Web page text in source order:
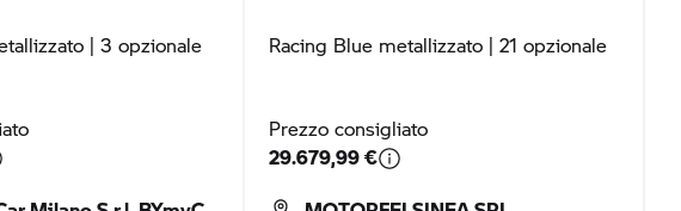
| 3 opzionale Racing Blue metallizzato | 21 opzionale
Prezzo consigliato
29.679,99 €